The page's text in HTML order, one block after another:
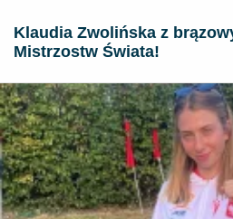
Klaudia Zwolińska z
Mistrzostw Świata!